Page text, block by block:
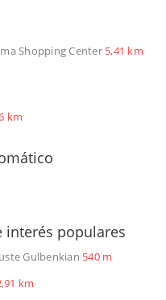
Shopping Center 5,41 km
km
interés populares
Gulbenkian 540 m
km